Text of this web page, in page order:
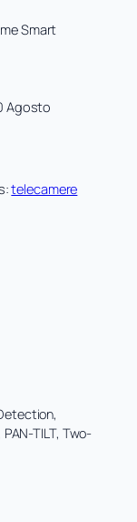
Smart
Agosto
telecamere
TILT, Two-